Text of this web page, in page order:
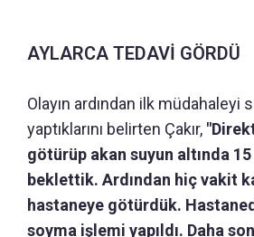
AYLARCA TEDAVİ GÖRDÜ
Olayın ardından ilk müdahaleyi
yaptıklarını belirten Çakır,
götürüp akan suyun altında
beklettik. Ardından hiç vakit
hastaneye götürdük.
soyma işlemi yapıldı. Daha